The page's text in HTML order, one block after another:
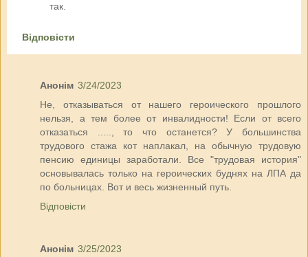
так.
Відповісти
Анонім 3/24/2023
Не, отказываться от нашего героического прошлого
нельзя, а тем более от инвалидности! Если от всего
отказаться ....., то что останется? У большинства
трудового стажа кот наплакал, на обычную трудовую
пенсию единицы заработали. Все "трудовая история"
основывалась только на героических буднях на ЛПА да
по больницах. Вот и весь жизненный путь.
Відповісти
Анонім 3/25/2023